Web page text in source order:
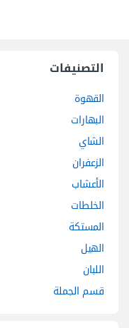
التصنيفات
القهوة
البهارات
الشاي
الزعفران
الأعشاب
الخلطات
المستكة
الهيل
اللبان
قسم الجملة